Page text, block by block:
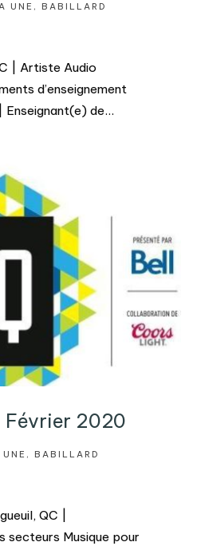
UNE , BABILLARD
| Artiste Audio
d’enseignement
Enseignant(e) de...
Février 2020
, BABILLARD
QC |
secteurs Musique pour